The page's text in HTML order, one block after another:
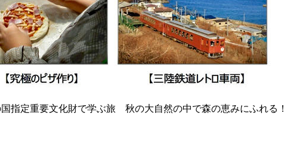
指定重要文化財で学ぶ旅 秋の大自然の中で森の恵みにふれる！